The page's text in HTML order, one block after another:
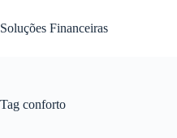
para
o
Soluções Financeiras
Tag conforto